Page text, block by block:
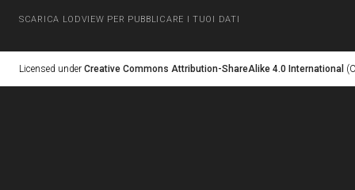
SCARICA LODVIEW PER PUBBLICARE I TUOI DATI
Licensed under Creative Commons Attribution-ShareAlike 4.0 International